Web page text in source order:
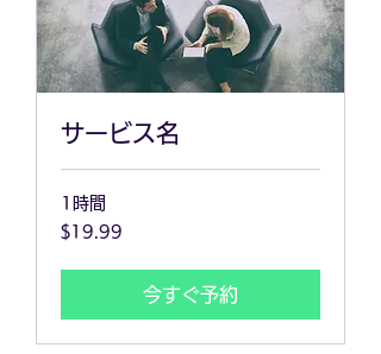
サービス名
1時間
19.99
米
ル
$19.99
今すぐ予約